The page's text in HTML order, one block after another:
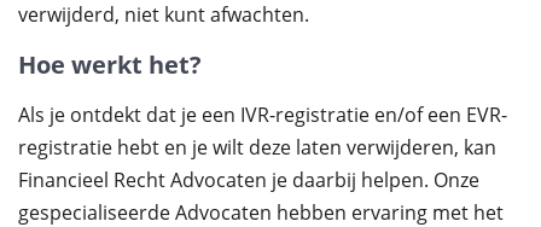
verwijderd, niet kunt afwachten.
Hoe werkt het?
Als je ontdekt dat je een IVR-registratie en/of een EVR-
registratie hebt en je wilt deze laten verwijderen, kan
Financieel Recht Advocaten je daarbij helpen. Onze
gespecialiseerde Advocaten hebben ervaring met het